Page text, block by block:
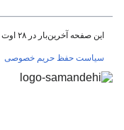
این صفحه آخرین‌بار در ‏۲۸ اوت ۲۰۲۴ ساعت ‏۰۹:۴۲ ویرایش شده‌است.
سیاست حفظ حریم خصوصی